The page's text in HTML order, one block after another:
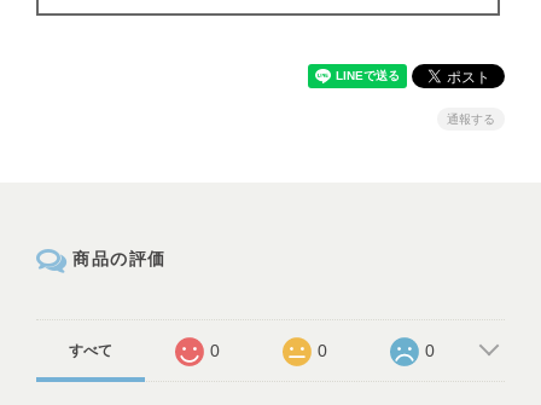
通報する
商品の評価
すべて 0 0 0